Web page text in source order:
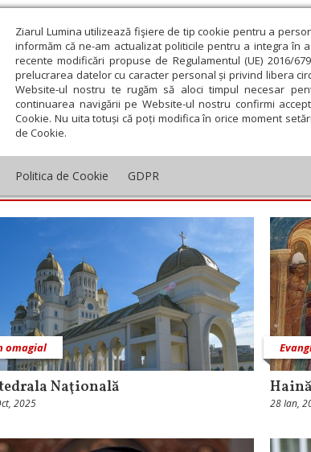
Ziarul Lumina utilizează fişiere de tip cookie pentru a
informăm că ne-am actualizat politicile pentru a integra în
recente modificări propuse de Regulamentul (UE) 2016/
prelucrarea datelor cu caracter personal și privind libera
Website-ul nostru te rugăm să aloci timpul necesar
continuarea navigării pe Website-ul nostru confirmi
Cookie. Nu uita totuși că poți modifica în orice moment
de Cookie.
Politica de Cookie GDPR
religioasă Teologie și spiritualitate
Maramureșului și Sălajului
Andrei, Mitropolitul Clujului,
omagial
Naţională
2025 28 Ian,
Noiembrie Ianuarie Februarie